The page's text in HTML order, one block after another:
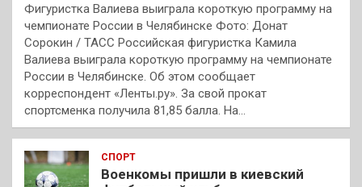
Фигуристка Валиева выиграла короткую программу на
чемпионате России в Челябинске Фото: Донат
Сорокин / ТАСС Российская фигуристка Камила
Валиева выиграла короткую программу на чемпионате
России в Челябинске. Об этом сообщает
корреспондент «Ленты.ру». За свой прокат
спортсменка получила 81,85 балла. На…
СПОРТ
Военкомы пришли в киевский